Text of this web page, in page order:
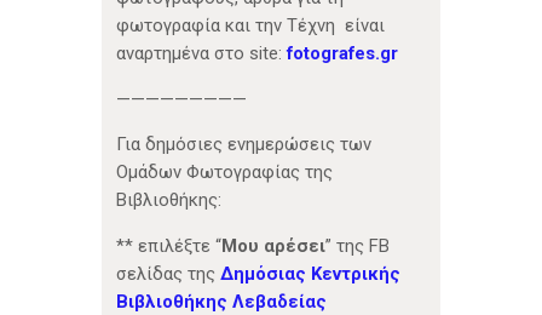
φωτογραφία και την Τέχνη είναι
αναρτημένα στο site:fotografes.gr
—————————
Για δημόσιες ενημερώσεις των
Ομάδων Φωτογραφίας της
Βιβλιοθήκης:
** επιλέξτε “Μου αρέσει” της FB
σελίδας της Δημόσιας Κεντρικής
Βιβλιοθήκης Λεβαδείας